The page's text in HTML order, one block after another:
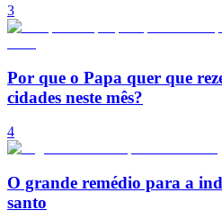
3
Por que o Papa quer que
cidades neste mês?
4
O grande remédio para a
santo